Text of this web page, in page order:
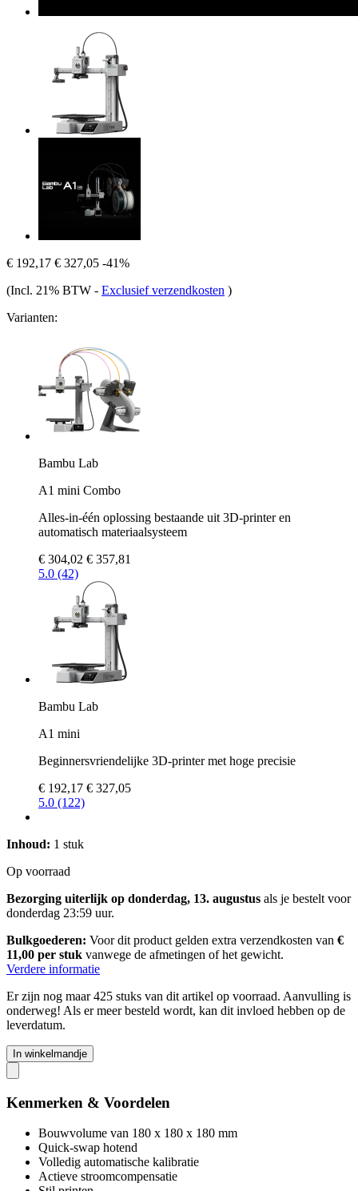
€ 192,17 € 327,05 -41%
(Incl. 21% BTW - Exclusief verzendkosten )
Varianten:
Bambu Lab
A1 mini Combo
Alles-in-één oplossing bestaande uit 3D-printer en
automatisch materiaalsysteem
€ 304,02 € 357,81
5.0 (42)
Bambu Lab
A1 mini
Beginnersvriendelijke 3D-printer met hoge precisie
€ 192,17 € 327,05
5.0 (122)
Inhoud: 1 stuk
Op voorraad
Bezorging uiterlijk op donderdag, 13. augustus als je bestelt voor
donderdag 23:59 uur.
Bulkgoederen: Voor dit product gelden extra verzendkosten van €
11,00 per stuk vanwege de afmetingen of het gewicht.
Verdere informatie
Er zijn nog maar 425 stuks van dit artikel op voorraad. Aanvulling is
onderweg! Als er meer besteld wordt, kan dit invloed hebben op de
leverdatum.
In winkelmandje
Kenmerken & Voordelen
Bouwvolume van 180 x 180 x 180 mm
Quick-swap hotend
Volledig automatische kalibratie
Actieve stroomcompensatie